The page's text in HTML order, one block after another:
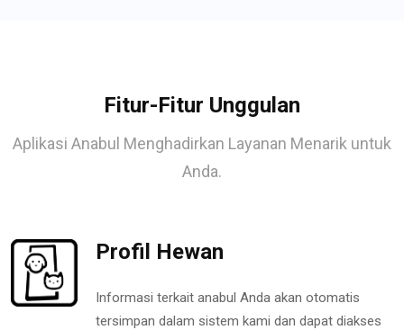
Fitur-Fitur Unggulan
Aplikasi Anabul Menghadirkan Layanan Menarik untuk
Anda.
Profil Hewan
Informasi terkait anabul Anda akan otomatis
tersimpan dalam sistem kami dan dapat diakses